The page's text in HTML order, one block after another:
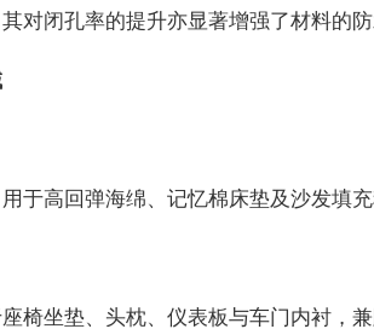
对闭孔率的提升亦显著增强了材料的
用于高回弹海绵、记忆棉床垫及沙发填
椅坐垫、头枕、仪表板与车门内衬，